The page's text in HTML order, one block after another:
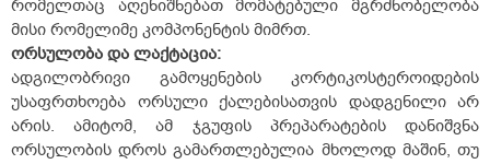
რომელთაც აღენიშნებათ მომატებული მგრძნობელობა
მისი რომელიმე კომპონენტის მიმრთ.
ორსულობა და ლაქტაცია:
ადგილობრივი გამოყენების კორტიკოსტეროიდების
უსაფრთხოება ორსული ქალებისათვის დადგენილი არ
არის. ამიტომ, ამ ჯგუფის პრეპარატების დანიშვნა
ორსულობის დროს გამართლებულია მხოლოდ მაშინ, თუ